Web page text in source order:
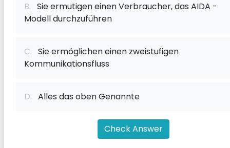
B. Sie ermutigen einen Verbraucher, das AIDA -
Modell durchzuführen
C. Sie ermöglichen einen zweistufigen
Kommunikationsfluss
D. Alles das oben Genannte
Check Answer